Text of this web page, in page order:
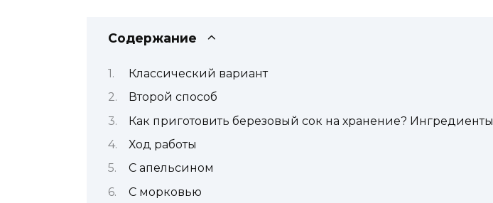
Содержание
Классический вариант
Второй способ
Как приготовить березовый сок на хранение? Ингредиенты
Ход работы
С апельсином
С морковью